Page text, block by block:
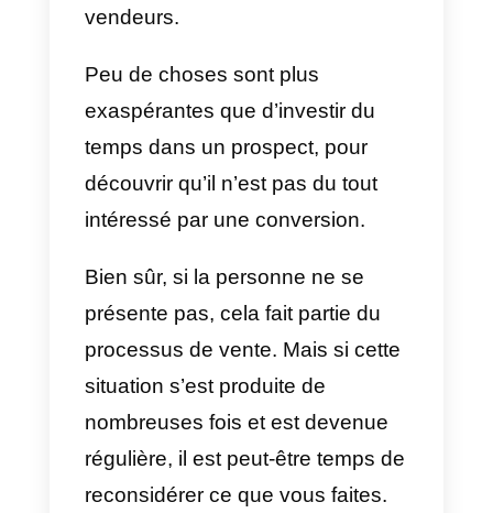
C’est un fait auquel tous les
quotidiennement.
Une chose très intéressante et
même temps stressante est que
les prospects ne rappellent pas.
En d’autres termes, vous ne
recevrez jamais de message
vous informant que votre client
ou à l’appel, il n’y a pas d’e-mails